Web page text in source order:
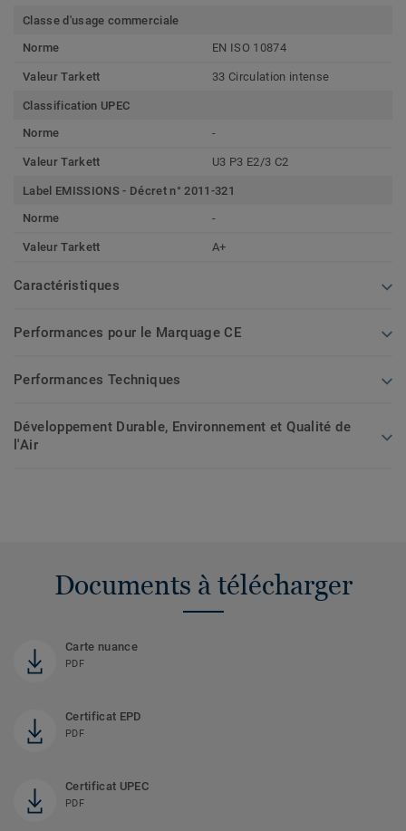
Classe d'usage commerciale
Norme
EN ISO 10874
Valeur Tarkett 33 Circulation intense
Classification UPEC
Norme
-
Valeur Tarkett U3 P3 E2/3 C2
Label EMISSIONS - Décret n° 2011-321
Norme
-
Valeur Tarkett A+
Caractéristiques
Performances pour le Marquage CE
Performances Techniques
Développement Durable, Environnement et Qualité de
l'Air
Documents à télécharger
Carte nuance
PDF
Certificat EPD
PDF
Certificat UPEC
PDF